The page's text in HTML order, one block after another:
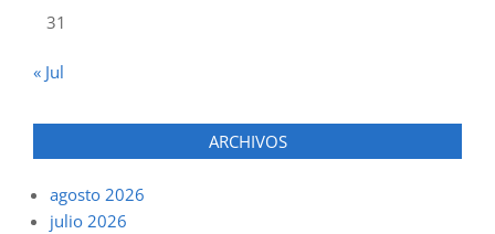
31
« Jul
ARCHIVOS
agosto 2026
julio 2026